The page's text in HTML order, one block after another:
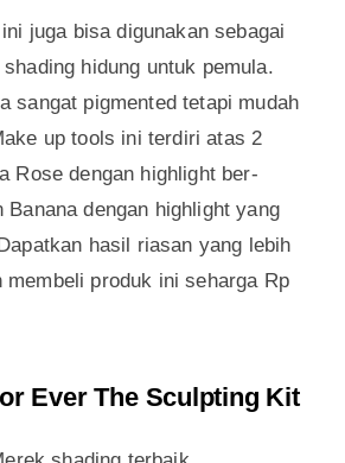
juga bisa digunakan sebagai
hidung untuk pemula.
sangat pigmented tetapi mudah
up tools ini terdiri atas 2
Rose dengan highlight ber-
Banana dengan highlight yang
hasil riasan yang lebih
membeli produk ini seharga Rp
Ever The Sculpting Kit